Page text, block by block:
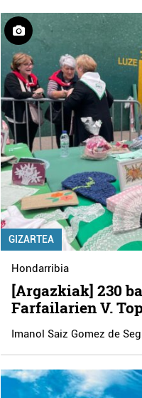
GIZARTEA
Hondarribia
[Argazkiak] 230
Farfailarien V.
Imanol Saiz Gomez de